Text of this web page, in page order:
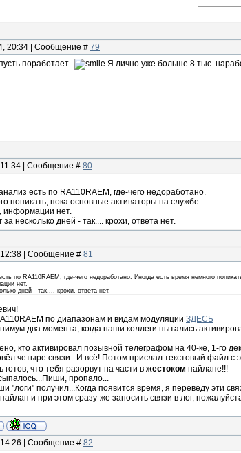
20:34 | Сообщение # 79
поработает. Я лично уже больше 8 тыс.
| Сообщение # 80
есть по RA110RAEM, где-чего недоработано.
попикать, пока основные активаторы на службе.
информации нет.
несколько дней - так.... крохи, ответа нет.
| Сообщение # 81
по RA110RAEM, где-чего недоработано. Иногда есть время немного
нет.
дней - так.... крохи, ответа нет.
по диапазонам и видам модуляции ЗДЕСЬ
два момента, когда наши коллеги пытались
кто активировал позывной телеграфом на 40-ке, 1-го
четыре связи...И всё! Потом прислал текстовый файл с
что тебя разорвут на части в жестоком пайлапе!!!
пропало...
"логи" получил...Когда появится время, я переведу эти
и при этом сразу-же заносить связи в лог,
| Сообщение # 82